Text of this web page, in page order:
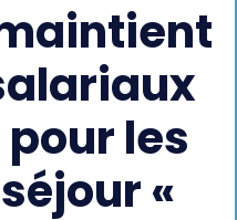
les
«